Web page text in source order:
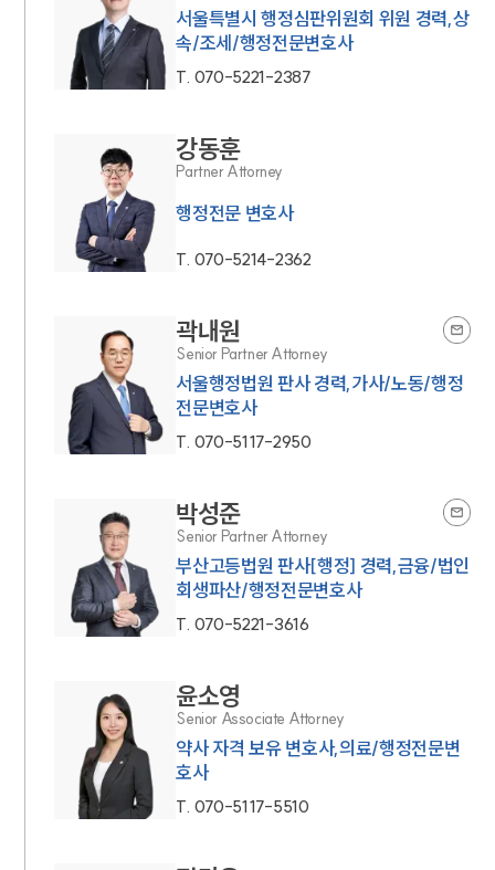
서울특별시 행정심판위원회 위원 경력,상
속/조세/행정전문변호사
T. 070-5221-2387
강동훈
Partner Attorney
행정전문 변호사
T. 070-5214-2362
곽내원
Senior Partner Attorney
서울행정법원 판사 경력,가사/노동/행정
전문변호사
T. 070-5117-2950
박성준
Senior Partner Attorney
부산고등법원 판사[행정] 경력,금융/법인
회생파산/행정전문변호사
T. 070-5221-3616
윤소영
Senior Associate Attorney
약사 자격 보유 변호사,의료/행정전문변
호사
T. 070-5117-5510